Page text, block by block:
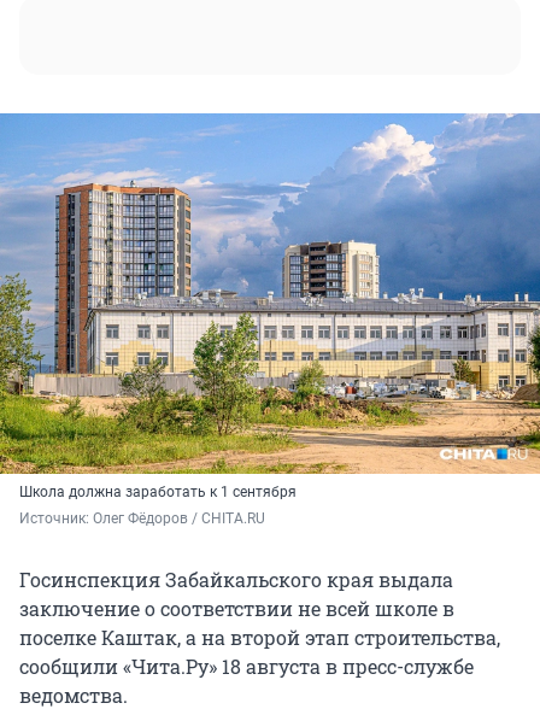
Школа должна заработать к 1 сентября
Источник: Олег Фёдоров / CHITA.RU
Госинспекция Забайкальского края выдала
заключение о соответствии не всей школе в
поселке Каштак, а на второй этап строительства,
сообщили «Чита.Ру» 18 августа в пресс-службе
ведомства.